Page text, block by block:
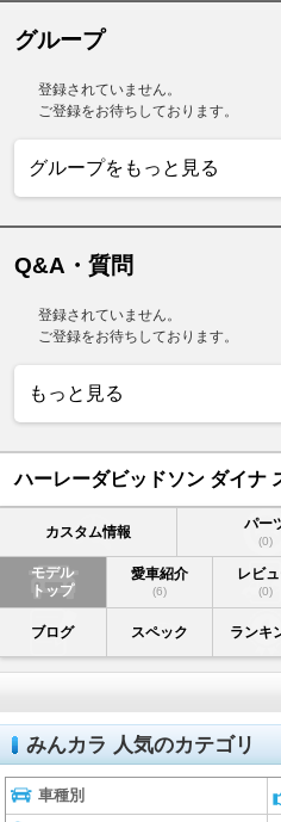
グループ
登録されていません。
ご登録をお待ちしております。
グループをもっと見る
Q&A・質問
登録されていません。
ご登録をお待ちしております。
もっと見る
ハーレーダビッドソン ダイナ
カスタム情報 パー
(0)
モデル
トップ
愛車紹介
(6)
レビ
(0)
ブログ スペック ランキ
みんカラ 人気のカテゴリ
車種別